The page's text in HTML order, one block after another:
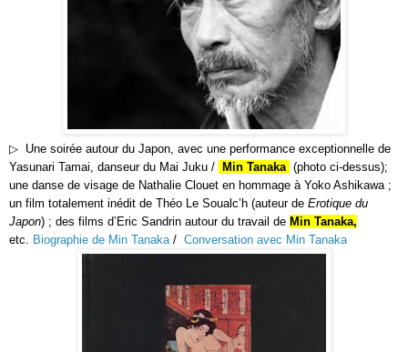
▷ Une soirée autour du Japon, avec une performance exceptionnelle de
Yasunari Tamai, danseur du Mai Juku /
Min Tanaka (photo ci-dessus);
une danse de visage de Nathalie Clouet en hommage à Yoko Ashikawa ;
un film totalement inédit de Théo Le Soualc’h (auteur de Erotique du
Japon) ; des films d’Eric Sandrin autour du travail de Min Tanaka,
etc.
Biographie de Min Tanaka / Conversation avec Min Tanaka